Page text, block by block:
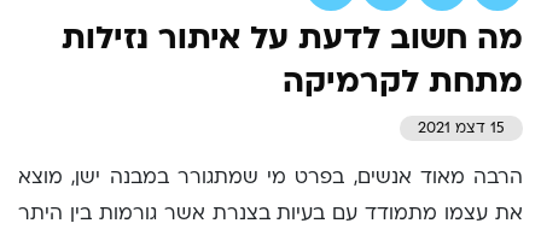
מה חשוב לדעת על איתור נזילות
מתחת לקרמיקה
15 דצמ 2021
הרבה מאוד אנשים, בפרט מי שמתגורר במבנה ישן, מוצא
את עצמו מתמודד עם בעיות בצנרת אשר גורמות בין היתר